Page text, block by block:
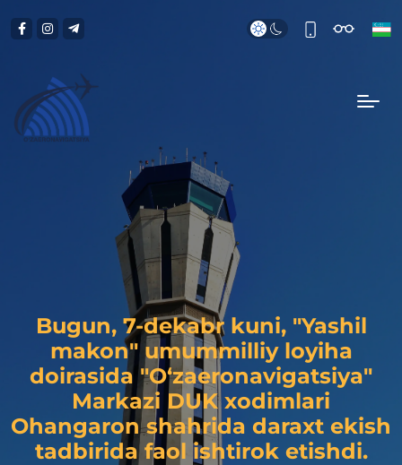
Bugun, 7-dekabr kuni, "Yashil
makon" umummilliy loyiha
doirasida "O‘zaeronavigatsiya"
Markazi DUK xodimlari
Ohangaron shahrida daraxt ekish
tadbirida faol ishtirok etishdi.